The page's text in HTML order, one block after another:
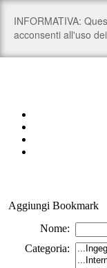
Aggiungi Bookmark
Nome:
Categoria: